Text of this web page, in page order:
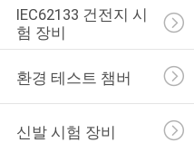
IEC62133 건전지 시
험 장비
환경 테스트 챔버
신발 시험 장비